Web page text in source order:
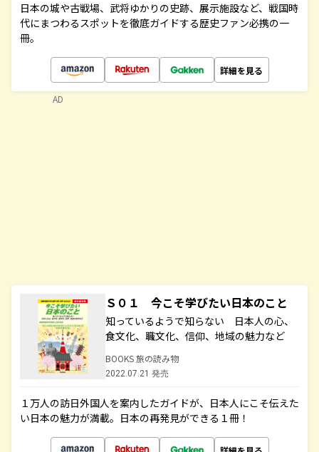
日本の城や古戦場、武将ゆかりの史跡、展示施設など、戦国時
代にまつわるスポットを徹底ガイドする歴史ファン必携の一
冊。
詳細を見る
Ｓ０１ 今こそ学びたい日本のこと
知っているようで知らない 日本人の心、
食文化、職文化、信仰、地域の魅力など
BOOKS 旅の読み物
2022.07.21 発売
１万人の訪日外国人を案内したガイドが、日本人にこそ伝えた
い日本の魅力が満載。日本の再発見ができる１冊！
AD